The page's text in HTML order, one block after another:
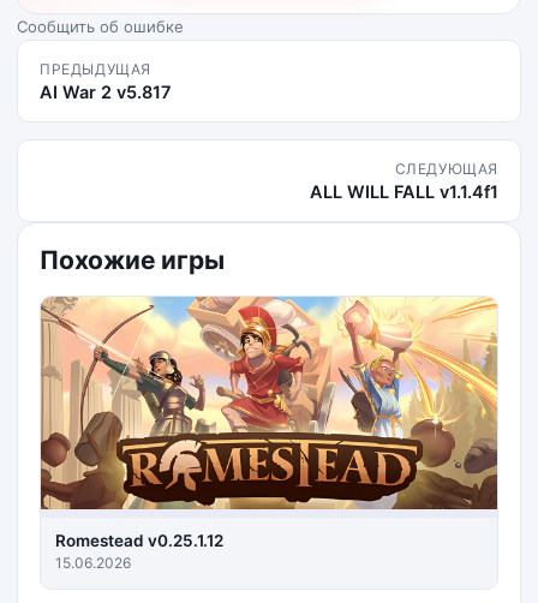
Сообщить об ошибке
ПРЕДЫДУЩАЯ
AI War 2 v5.817
СЛЕДУЮЩАЯ
ALL WILL FALL v1.1.4f1
Похожие игры
Romestead v0.25.1.12
15.06.2026